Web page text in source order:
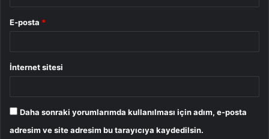
E-posta *
İnternet sitesi
Daha sonraki yorumlarımda kullanılması için adım, e-posta
adresim ve site adresim bu tarayıcıya kaydedilsin.